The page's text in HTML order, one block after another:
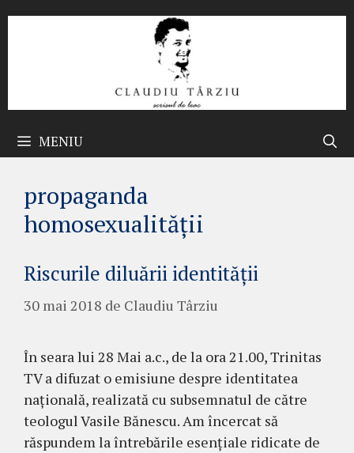
MENIU
propaganda
homosexualității
Riscurile diluării identității
30 mai 2018 de Claudiu Târziu
În seara lui 28 Mai a.c., de la ora 21.00, Trinitas
TV a difuzat o emisiune despre identitatea
națională, realizată cu subsemnatul de către
teologul Vasile Bănescu. Am încercat să
răspundem la întrebările esențiale ridicate de